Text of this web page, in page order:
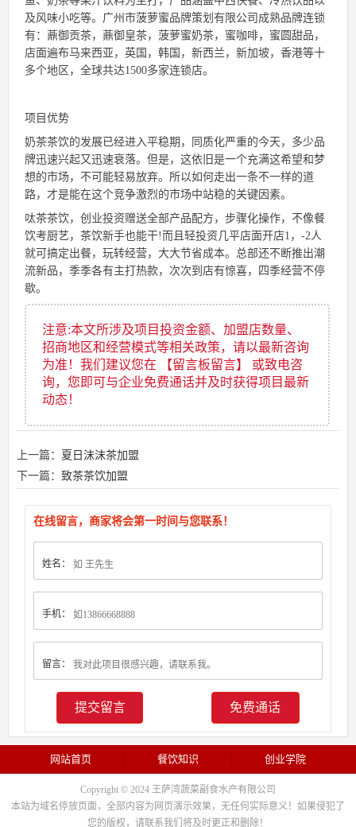
及风味小吃等。广州市菠萝蜜品牌策划有限公司成熟品牌连锁
有：薡御贡茶，薡御皇茶，菠萝蜜奶茶，蜜咖啡，蜜圆甜品，
店面遍布马来西亚，英国，韩国，新西兰，新加坡，香港等十
多个地区，全球共达1500多家连锁店。
项目优势
奶茶茶饮的发展已经进入平稳期，同质化严重的今天，多少品
牌迅速兴起又迅速衰落。但是，这依旧是一个充满这希望和梦
想的市场，不可能轻易放弃。所以如何走出一条不一样的道
路，才是能在这个竞争激烈的市场中站稳的关键因素。
呔茶茶饮，创业投资赠送全部产品配方，步骤化操作，不像餐
饮考厨艺，茶饮新手也能干!而且轻投资几平店面开店1，-2人
就可搞定出餐，玩转经营，大大节省成本。总部还不断推出潮
流新品，季季各有主打热款，次次到店有惊喜，四季经营不停
歇。
注意:本文所涉及项目投资金额、加盟店数量、
招商地区和经营模式等相关政策，请以最新咨询
为准！我们建议您在 【留言板留言】 或致电咨
询，您即可与企业免费通话并及时获得项目最新
动态！
上一篇： 夏日沫沫茶加盟
下一篇： 致茶茶饮加盟
在线留言，商家将会第一时间与您联系！
姓名：
手机：
留言：
免费通话
网站首页 餐饮知识 创业学院
Copyright © 2024 王萨湾蔬菜副食水产有限公司
本站为域名停放页面，全部内容为网页演示效果，无任何实际意义！如果侵犯了
您的版权，请联系我们将及时更正和删除！